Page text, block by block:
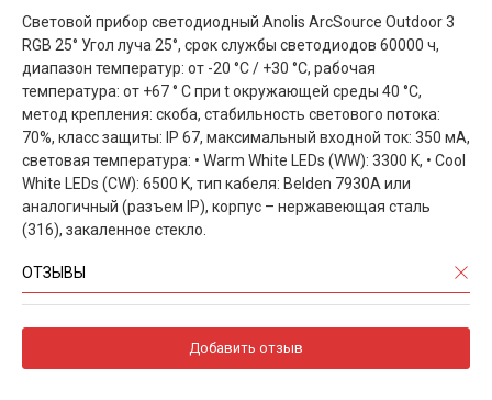
Световой прибор светодиодный Anolis ArcSource Outdoor 3
RGB 25° Угол луча 25°, срок службы светодиодов 60000 ч,
диапазон температур: от -20 °C / +30 °C, рабочая
температура: от +67 ° C при t окружающей среды 40 °C,
метод крепления: скоба, стабильность светового потока:
70%, класс защиты: IP 67, максимальный входной ток: 350 мА,
световая температура: • Warm White LEDs (WW): 3300 K, • Cool
White LEDs (CW): 6500 K, тип кабеля: Belden 7930A или
аналогичный (разъем IP), корпус – нержавеющая сталь
(316), закаленное стекло.
ОТЗЫВЫ
Добавить отзыв